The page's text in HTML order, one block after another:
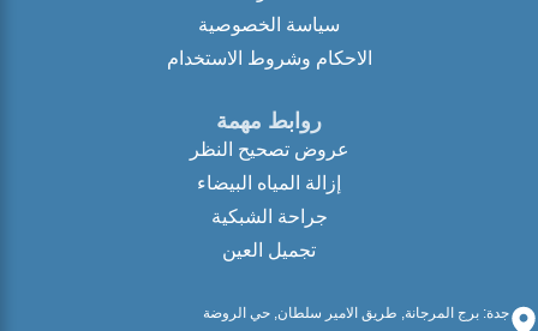
سياسة الخصوصية
الاحكام وشروط الاستخدام
روابط مهمة
عروض تصحيح النظر
إزالة المياه البيضاء
جراحة الشبكية
تجميل العين
جدة: برج المرجانة, طريق الامير سلطان, حي الروضة